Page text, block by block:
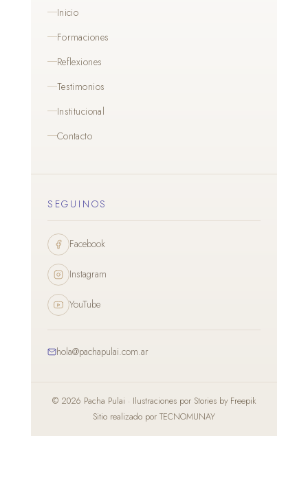
Inicio
Formaciones
Reflexiones
Testimonios
Institucional
Contacto
SEGUINOS
Facebook
Instagram
YouTube
hola@pachapulai.com.ar
© 2026 Pacha Pulai · Ilustraciones por Stories by Freepik
Sitio realizado por TECNOMUNAY